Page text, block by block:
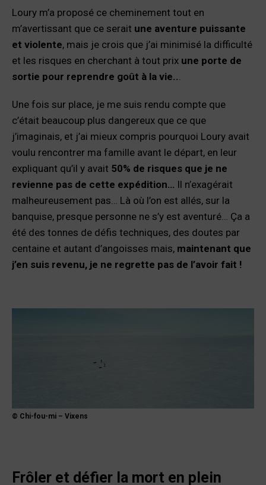
Loury m’a proposé ce cheminement tout en
m’avertissant que ce serait une aventure puissante
et violente, mais je crois que j’ai minimisé la difficulté
et les risques en cherchant à tout prix une porte de
sortie pour reprendre goût à la vie..
Une fois sur place, je me suis rendu compte que
c’était beaucoup plus dangereux que ce que
j’imaginais, et j’ai mieux compris pourquoi Loury avait
voulu rencontrer ma famille avant le départ, en leur
expliquant qu’il y avait 50% de risques que je ne
revienne pas de cette expédition… Il n’exagérait
malheureusement pas… Là où l’on est allés, sur la
banquise, presque personne ne s’y est aventuré… Ça a
été des tonnes de défis techniques, des doutes par
centaine et autant d’angoisses mais, maintenant que
j’en suis revenu, je ne regrette pas de l’avoir fait !
© Chi-fou-mi – Vixens
Frôler et défier la mort en plein